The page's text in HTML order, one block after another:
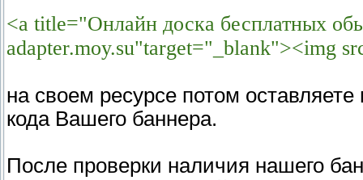
<a title="Онлайн доска бесплатных
adapter.moy.su"target="_blank"><img
на своем ресурсе потом
кода Вашего баннера.
После проверки наличия нашего